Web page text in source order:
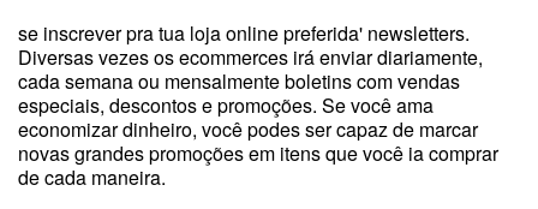
se inscrever pra tua loja online preferida' newsletters.
Diversas vezes os ecommerces irá enviar diariamente,
cada semana ou mensalmente boletins com vendas
especiais, descontos e promoções. Se você ama
economizar dinheiro, você podes ser capaz de marcar
novas grandes promoções em itens que você ia comprar
de cada maneira.